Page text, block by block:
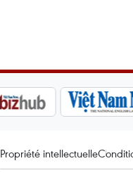
Propriété intellectuelle